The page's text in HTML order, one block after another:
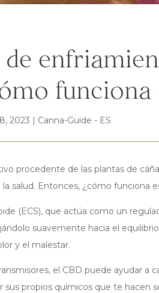
funciona
2023 | Canna-Guide - ES
procedente de las plantas de
salud. Entonces, ¿cómo funciona
(ECS), que actúa como un
suavemente hacia el
y el malestar.
el CBD puede ayudar a
propios químicos que te hacen